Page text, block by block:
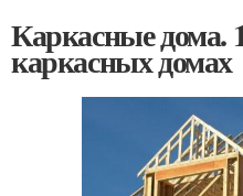
Каркасные дома.
каркасных домах